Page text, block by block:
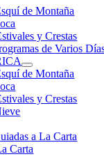
de Montaña
y Crestas
de Varios
de Montaña
y Crestas
a La Carta
Carta